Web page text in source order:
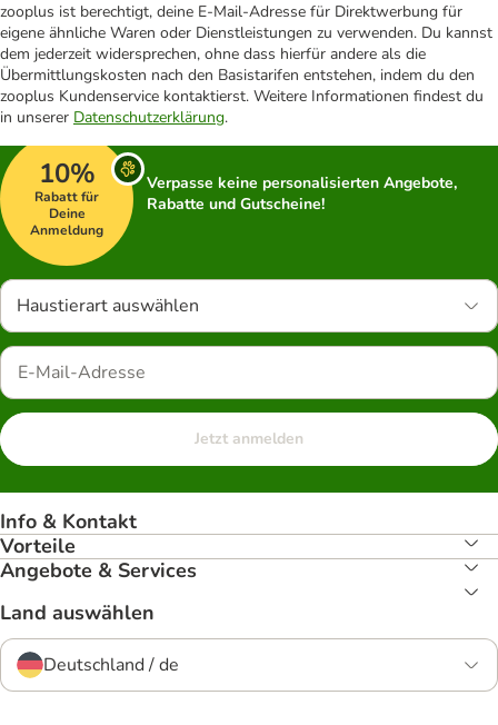
zooplus ist berechtigt, deine E-Mail-Adresse für Direktwerbung für
eigene ähnliche Waren oder Dienstleistungen zu verwenden. Du kannst
dem jederzeit widersprechen, ohne dass hierfür andere als die
Übermittlungskosten nach den Basistarifen entstehen, indem du den
zooplus Kundenservice kontaktierst. Weitere Informationen findest du
in unserer Datenschutzerklärung.
10%
Rabatt für
Deine
Anmeldung
Verpasse keine personalisierten Angebote,
Rabatte und Gutscheine!
Haustierart auswählen
Jetzt anmelden
Info & Kontakt
Vorteile
Angebote & Services
Land auswählen
Deutschland / de